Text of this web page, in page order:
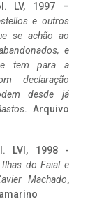
LV, 1997 –
e outros
se achão ao
e
tem para a
declaração
desde já
. Arquivo
LVI, 1998 -
do Faial e
Machado,